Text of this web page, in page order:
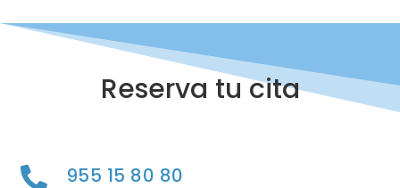
Reserva tu cita
 955 15 80 80